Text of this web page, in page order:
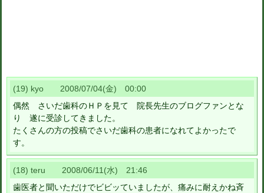
(19) kyo 2008/07/04(金) 00:00
偶然 さいだ歯科のＨＰを見て 院長先生のブログファンとな
り 遂に受診してきました。
たくさんの方の投稿でさいだ歯科の患者になれてよかったで
す。
(18) teru 2008/06/11(水) 21:46
歯医者と聞いただけでビビッていましたが、痛みに耐えかね斉